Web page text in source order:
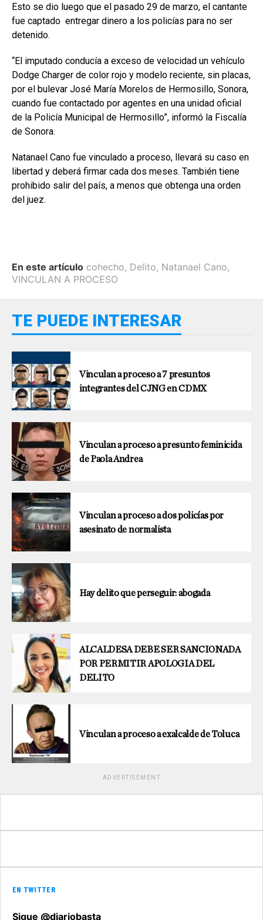
Esto se dio luego que el pasado 29 de marzo, el cantante
fue captado entregar dinero a los policías para no ser
detenido.
“El imputado conducía a exceso de velocidad un vehículo
Dodge Charger de color rojo y modelo reciente, sin placas,
por el bulevar José María Morelos de Hermosillo, Sonora,
cuando fue contactado por agentes en una unidad oficial
de la Policía Municipal de Hermosillo”, informó la Fiscalía
de Sonora.
Natanael Cano fue vinculado a proceso, llevará su caso en
libertad y deberá firmar cada dos meses. También tiene
prohibido salir del país, a menos que obtenga una orden
del juez.
En este artículo cohecho, Delito, Natanael Cano,
VINCULAN A PROCESO
TE PUEDE INTERESAR
Vinculan a proceso a 7 presuntos
integrantes del CJNG en CDMX
Vinculan a proceso a presunto feminicida
de Paola Andrea
Vinculan a proceso a dos policías por
asesinato de normalista
Hay delito que perseguir: abogada
ALCALDESA DEBE SER SANCIONADA
POR PERMITIR APOLOGIA DEL
DELITO
Vinculan a proceso a exalcalde de Toluca
ADVERTISEMENT
EN TWITTER
Sigue @diariobasta